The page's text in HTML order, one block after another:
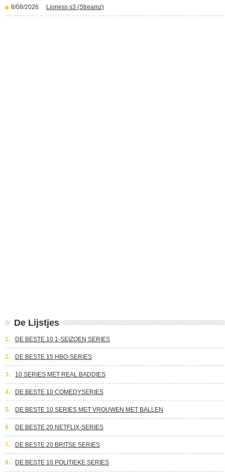
8/08/2026 Lioness s3 (Streamz)
De Lijstjes
1. DE BESTE 10 1-SEIZOEN SERIES
2. DE BESTE 15 HBO-SERIES
3. 10 SERIES MET REAL BADDIES
4. DE BESTE 10 COMEDYSERIES
5. DE BESTE 10 SERIES MET VROUWEN MET BALLEN
6. DE BESTE 20 NETFLIX-SERIES
7. DE BESTE 20 BRITSE SERIES
8. DE BESTE 10 POLITIEKE SERIES